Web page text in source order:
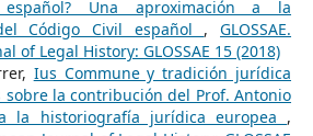
Una aproximación a la
Código Civil español ,GLOSSAE.
of Legal History: GLOSSAE 15 (2018)
Ius Commune y tradición jurídica
sobre la contribución del Prof. Antonio
la historiografía jurídica europea ,